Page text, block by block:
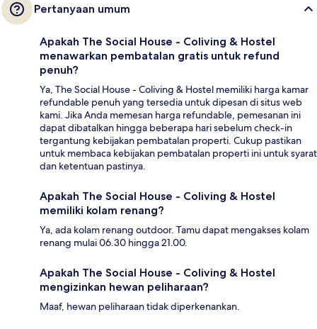
Pertanyaan umum
Apakah The Social House - Coliving & Hostel
menawarkan pembatalan gratis untuk refund
penuh?
Ya, The Social House - Coliving & Hostel memiliki harga kamar
refundable penuh yang tersedia untuk dipesan di situs web
kami. Jika Anda memesan harga refundable, pemesanan ini
dapat dibatalkan hingga beberapa hari sebelum check-in
tergantung kebijakan pembatalan properti. Cukup pastikan
untuk membaca kebijakan pembatalan properti ini untuk syarat
dan ketentuan pastinya.
Apakah The Social House - Coliving & Hostel
memiliki kolam renang?
Ya, ada kolam renang outdoor. Tamu dapat mengakses kolam
renang mulai 06.30 hingga 21.00.
Apakah The Social House - Coliving & Hostel
mengizinkan hewan peliharaan?
Maaf, hewan peliharaan tidak diperkenankan.